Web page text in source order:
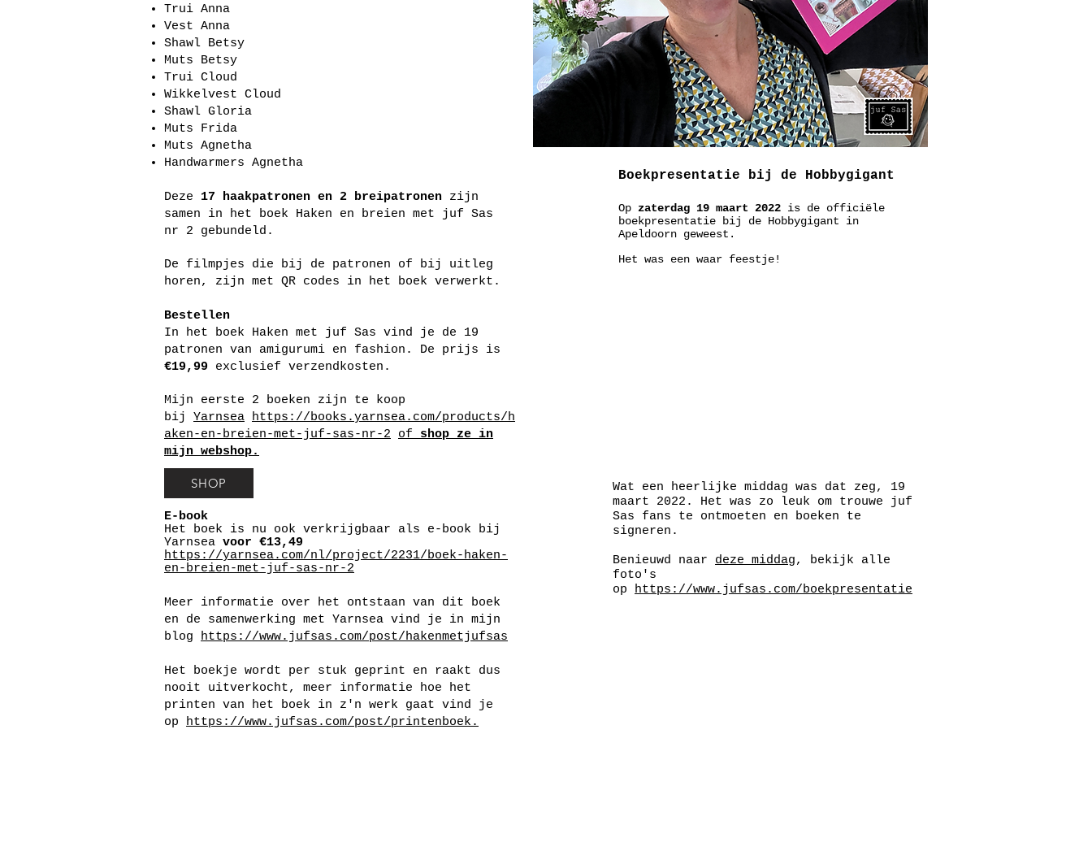
Trui Anna
Vest Anna
Shawl Betsy
Muts Betsy
Trui Cloud
Wikkelvest Cloud
Shawl Gloria
Muts Frida
Muts Agnetha
Handwarmers Agnetha
Deze 17 haakpatronen en 2 breipatronen zijn
samen in het boek Haken en breien met juf Sas
nr 2 gebundeld.
De filmpjes die bij de patronen of bij uitleg
horen, zijn met QR codes in het boek verwerkt.
Bestellen
In het boek Haken met juf Sas vind je de 19
patronen van amigurumi en fashion. De prijs is
€19,99 exclusief verzendkosten.
Mijn eerste 2 boeken zijn te koop
bij Yarnsea https://books.yarnsea.com/products/h
aken-en-breien-met-juf-sas-nr-2
of shop ze in
mijn webshop.
E-book
Het boek is nu ook verkrijgbaar als e-book bij
Yarnsea voor €13,49
https://yarnsea.com/nl/project/2231/boek-haken-
en-breien-met-juf-sas-nr-2
Meer informatie over het ontstaan van dit boek
en de samenwerking met Yarnsea vind je in mijn
blog https://www.jufsas.com/post/hakenmetjufsas
Het boekje wordt per stuk geprint en raakt dus
nooit uitverkocht, meer informatie hoe het
printen van het boek in z'n werk gaat vind je
op https://www.jufsas.com/post/printenboek.
SHOP
Boekpresentatie bij de Hobbygigant
Op zaterdag 19 maart 2022 is de officiële
boekpresentatie bij de Hobbygigant in
Apeldoorn geweest.
Het was een waar feestje!
Wat een heerlijke middag was dat zeg, 19
maart 2022. Het was zo leuk om trouwe juf
Sas fans te ontmoeten en boeken te
signeren.
Benieuwd naar deze middag, bekijk alle
foto's
op https://www.jufsas.com/boekpresentatie